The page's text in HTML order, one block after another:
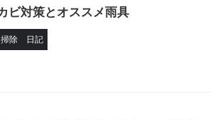
ビ対策とオススメ雨具
掃除 日記